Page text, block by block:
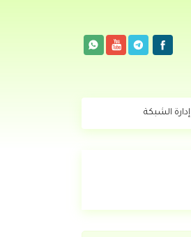
إدارة الشبكة